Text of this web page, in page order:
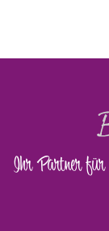
Ihr Partner für